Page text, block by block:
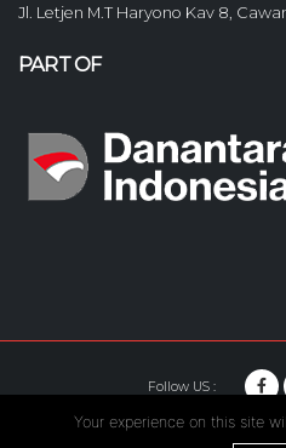
Jl. Letjen M.T Haryono Kav 8,
PART OF
Follow US :
© Copyright 2020. Hutama
Your experience on this site